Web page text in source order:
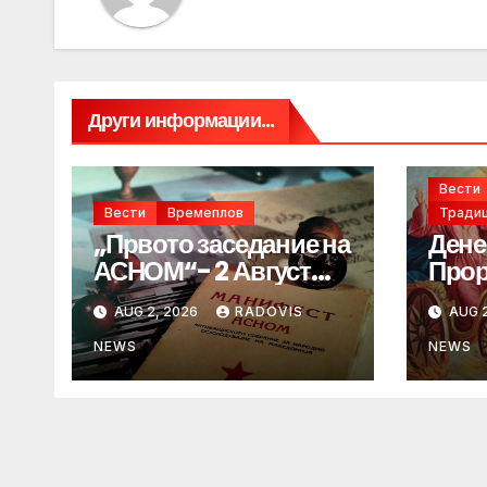
Други информации...
Вести Времеплов
„Првото заседание на
АСНОМ“- 2 Август
1944 год.
AUG 2, 2026 RADOVIS
NEWS
Вести
AUG
NEWS